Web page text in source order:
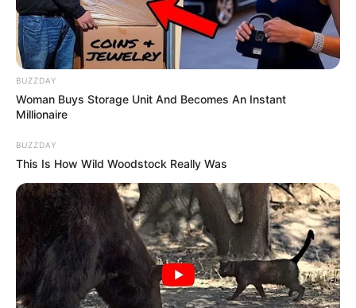
BUZZDAY
Woman Buys Storage Unit And Becomes An Instant
Millionaire
BUZZDAY
This Is How Wild Woodstock Really Was